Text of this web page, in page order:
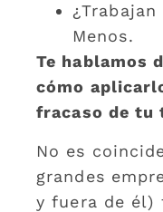
Menos.
Te hablamos
cómo
fracaso de tu
No es
grandes
y fuera de él)